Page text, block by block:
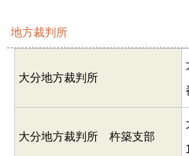
地方裁判所
大分地方裁判所
大分地方裁判所 杵築支部